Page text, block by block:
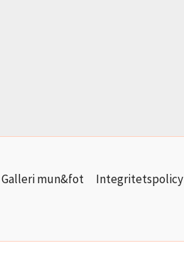
Galleri mun&fot Integritetspolicy